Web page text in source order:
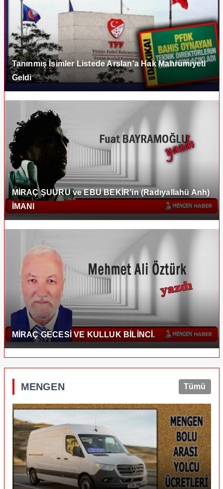
Tanınmış İsimler Listede Arslan’a Hak Mahrumiyeti
Geldi
MİRAÇ ŞUURU ve EBU BEKİR’in (Radıyallahü Anh)
İMANI
MİRAÇ GECESİ VE KULLUK BİLİNCİ.
MENGEN Tümü